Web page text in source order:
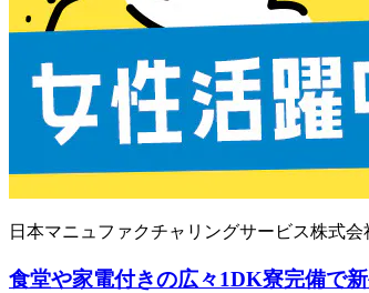
日本マニュファクチャリングサービス株式会
食堂や家電付きの広々1DK寮完備で